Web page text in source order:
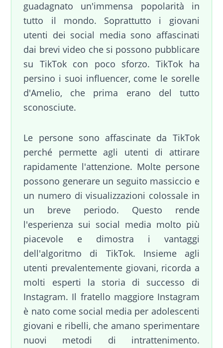
guadagnato un'immensa popolarità in
tutto il mondo. Soprattutto i giovani
utenti dei social media sono affascinati
dai brevi video che si possono pubblicare
su TikTok con poco sforzo. TikTok ha
persino i suoi influencer, come le sorelle
d'Amelio, che prima erano del tutto
sconosciute.
Le persone sono affascinate da TikTok
perché permette agli utenti di attirare
rapidamente l'attenzione. Molte persone
possono generare un seguito massiccio e
un numero di visualizzazioni colossale in
un breve periodo. Questo rende
l'esperienza sui social media molto più
piacevole e dimostra i vantaggi
dell'algoritmo di TikTok. Insieme agli
utenti prevalentemente giovani, ricorda a
molti esperti la storia di successo di
Instagram. Il fratello maggiore Instagram
è nato come social media per adolescenti
giovani e ribelli, che amano sperimentare
nuovi metodi di intrattenimento.